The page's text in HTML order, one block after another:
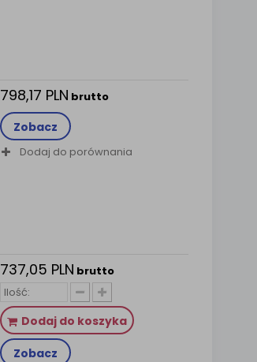
798,17 PLN brutto
Zobacz
Dodaj do porównania
737,05 PLN brutto
Dodaj do koszyka
Zobacz